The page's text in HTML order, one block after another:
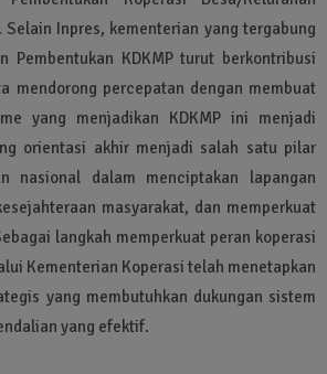
Selain Inpres, kementerian yang tergabung
Pembentukan KDKMP turut berkontribusi
mendorong percepatan dengan membuat
yang menjadikan KDKMP ini menjadi
orientasi akhir menjadi salah satu pilar
nasional dalam menciptakan lapangan
masyarakat, dan memperkuat
langkah memperkuat peran koperasi
Kementerian Koperasi telah menetapkan
yang membutuhkan dukungan sistem
yang efektif.